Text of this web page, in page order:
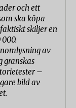
och ett
ska köpa
skiljer en
av
granskas
–
bild av